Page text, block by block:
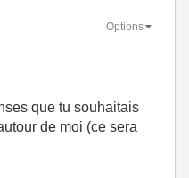
Options
que tu souhaitais
de moi (ce sera